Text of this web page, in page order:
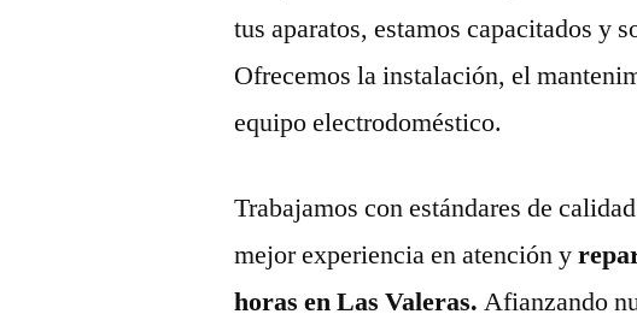
tus aparatos, estamos capacitados y
Ofrecemos la instalación, el
equipo electrodoméstico.
Trabajamos con estándares de
mejor experiencia en atención y
horas en Las Valeras.Afianzando